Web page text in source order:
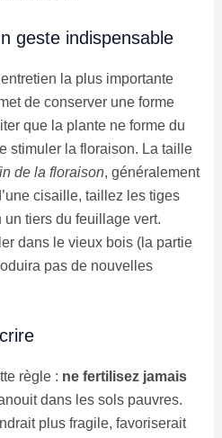
geste indispensable
la plus importante
de conserver une forme
que la plante ne forme du
stimuler la floraison. La taille
de la floraison, généralement
cisaille, taillez les tiges
tiers du feuillage vert.
dans le vieux bois (la partie
pas de nouvelles
règle : ne fertilisez jamais
dans les sols pauvres.
plus fragile, favoriserait